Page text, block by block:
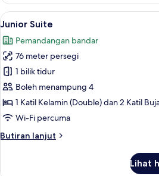
Lihat
semua
foto
untuk
Junior
Suite
5
Junior Suite
Pemandangan bandar
76 meter persegi
1 bilik tidur
Boleh menampung 4
1 Katil Kelamin (Double) dan 2 Katil
Wi-Fi percuma
Butiran lanjut
Butiran
Lihat